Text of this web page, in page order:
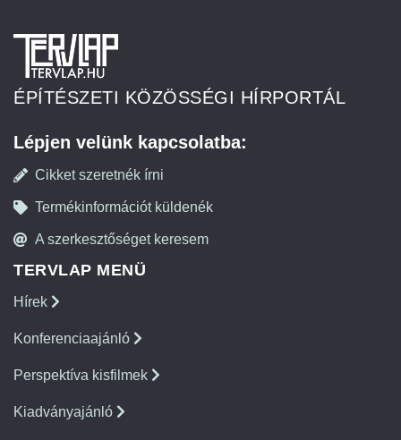
ÉPÍTÉSZETI KÖZÖSSÉGI HÍRPORTÁL
Lépjen velünk kapcsolatba:
Cikket szeretnék írni
Termékinformációt küldenék
A szerkesztőséget keresem
TERVLAP MENÜ
Hírek
Konferenciaajánló
Perspektíva kisfilmek
Kiadványajánló